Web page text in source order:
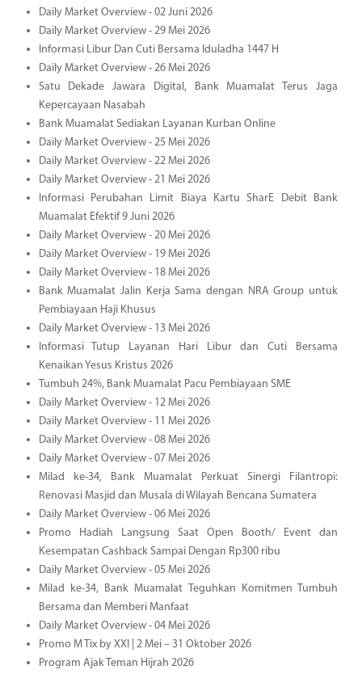
Daily Market Overview - 02 Juni 2026
Daily Market Overview - 29 Mei 2026
Informasi Libur Dan Cuti Bersama Iduladha 1447 H
Daily Market Overview - 26 Mei 2026
Satu Dekade Jawara Digital, Bank Muamalat Terus Jaga
Kepercayaan Nasabah
Bank Muamalat Sediakan Layanan Kurban Online
Daily Market Overview - 25 Mei 2026
Daily Market Overview - 22 Mei 2026
Daily Market Overview - 21 Mei 2026
Informasi Perubahan Limit Biaya Kartu SharE Debit Bank
Muamalat Efektif 9 Juni 2026
Daily Market Overview - 20 Mei 2026
Daily Market Overview - 19 Mei 2026
Daily Market Overview - 18 Mei 2026
Bank Muamalat Jalin Kerja Sama dengan NRA Group untuk
Pembiayaan Haji Khusus
Daily Market Overview - 13 Mei 2026
Informasi Tutup Layanan Hari Libur dan Cuti Bersama
Kenaikan Yesus Kristus 2026
Tumbuh 24%, Bank Muamalat Pacu Pembiayaan SME
Daily Market Overview - 12 Mei 2026
Daily Market Overview - 11 Mei 2026
Daily Market Overview - 08 Mei 2026
Daily Market Overview - 07 Mei 2026
Milad ke-34, Bank Muamalat Perkuat Sinergi Filantropi:
Renovasi Masjid dan Musala di Wilayah Bencana Sumatera
Daily Market Overview - 06 Mei 2026
Promo Hadiah Langsung Saat Open Booth/ Event dan
Kesempatan Cashback Sampai Dengan Rp300 ribu
Daily Market Overview - 05 Mei 2026
Milad ke-34, Bank Muamalat Teguhkan Komitmen Tumbuh
Bersama dan Memberi Manfaat
Daily Market Overview - 04 Mei 2026
Promo M Tix by XXI | 2 Mei – 31 Oktober 2026
Program Ajak Teman Hijrah 2026